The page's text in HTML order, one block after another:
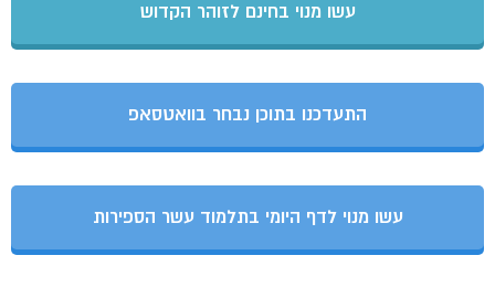
עשו מנוי בחינם לזוהר הקדוש
התעדכנו בתוכן נבחר בוואטסאפ
עשו מנוי לדף היומי בתלמוד עשר הספירות